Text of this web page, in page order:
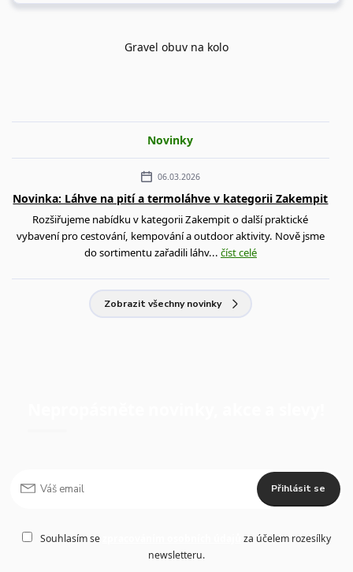
Gravel obuv na kolo
Novinky
06.03.2026
Novinka: Láhve na pití a termoláhve v kategorii Zakempit
Rozšiřujeme nabídku v kategorii Zakempit o další praktické
vybavení pro cestování, kempování a outdoor aktivity. Nově jsme
do sortimentu zařadili láhv... číst celé
Zobrazit všechny novinky
Přihlásit se
Souhlasím se
za účelem rozesílky
newsletteru.